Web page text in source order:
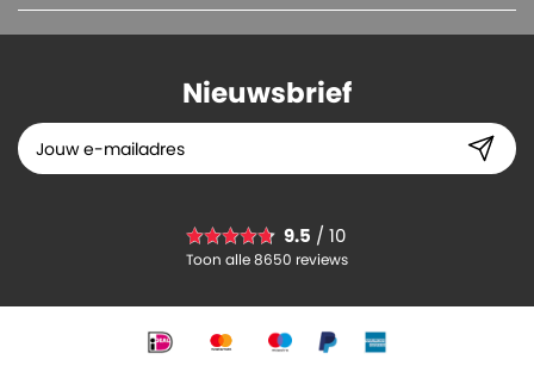
Nieuwsbrief
9.5 / 10
Toon alle 8650 reviews